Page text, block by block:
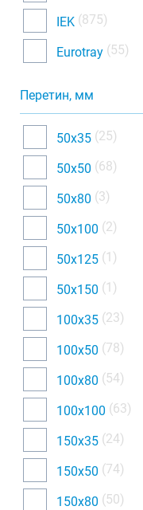
IEK (875)
Eurotray (55)
Перетин, мм
50х35 (25)
50х50 (68)
50х80 (3)
50х100 (2)
50х125 (1)
50х150 (1)
100х35 (23)
100х50 (78)
100х80 (54)
100х100 (63)
150х35 (24)
150х50 (74)
150х80 (50)